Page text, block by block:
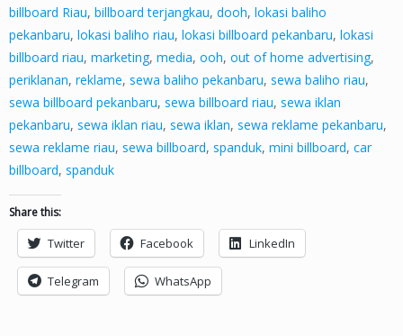
billboard Riau, billboard terjangkau, dooh, lokasi baliho
pekanbaru, lokasi baliho riau, lokasi billboard pekanbaru, lokasi
billboard riau, marketing, media, ooh, out of home advertising,
periklanan, reklame, sewa baliho pekanbaru, sewa baliho riau,
sewa billboard pekanbaru, sewa billboard riau, sewa iklan
pekanbaru, sewa iklan riau, sewa iklan, sewa reklame pekanbaru,
sewa reklame riau, sewa billboard, spanduk, mini billboard, car
billboard, spanduk
Share this:
Twitter Facebook LinkedIn
Telegram WhatsApp